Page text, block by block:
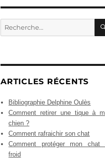
Recherche
pour :
ARTICLES RÉCENTS
Bibliographie Delphine Oulès
Comment retirer une tique à
chien ?
Comment rafraichir son chat
Comment protéger mon chat
froid